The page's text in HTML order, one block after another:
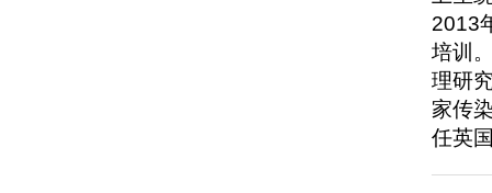
2013
培训
理研
家传
任英